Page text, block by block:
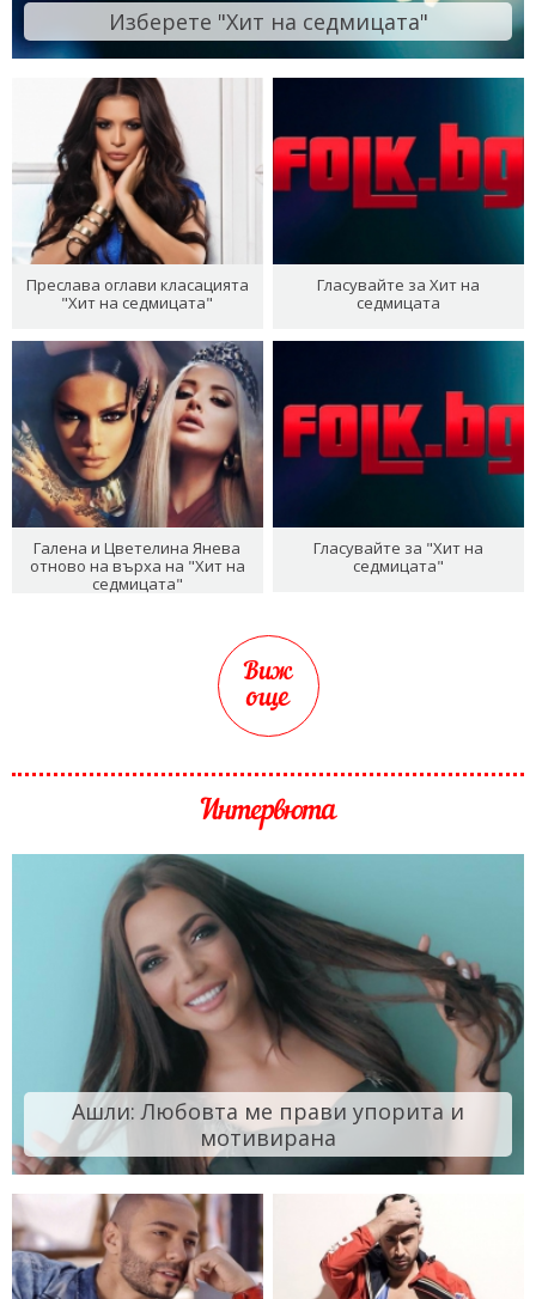
Изберете "Хит на седмицата"
Преслава оглави класацията
"Хит на седмицата"
Гласувайте за Хит на
седмицата
Галена и Цветелина Янева
отново на върха на "Хит на
седмицата"
Гласувайте за "Хит на
седмицата"
Виж
още
Интервюта
Ашли: Любовта ме прави упорита и
мотивирана